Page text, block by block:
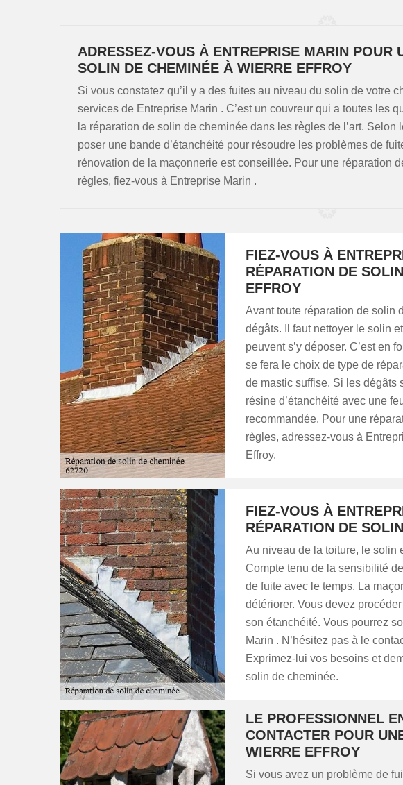
ADRESSEZ-VOUS À ENTREPRISE MARIN POUR
SOLIN DE CHEMINÉE À WIERRE EFFROY
Si vous constatez qu’il y a des fuites au niveau du solin de votre
services de Entreprise Marin . C’est un couvreur qui a toutes les
la réparation de solin de cheminée dans les règles de l’art.
poser une bande d’étanchéité pour résoudre les problèmes de
rénovation de la maçonnerie est conseillée. Pour une réparation
règles, fiez-vous à Entreprise Marin .
FIEZ-VOUS À
RÉPARATION DE
EFFROY
Avant toute réparation de solin
dégâts. Il faut nettoyer le solin
peuvent s’y déposer. C’est en
se fera le choix de type de
de mastic suffise. Si les dégâts
résine d’étanchéité avec une
recommandée. Pour une
règles, adressez-vous à
Effroy.
FIEZ-VOUS À
RÉPARATION DE
Au niveau de la toiture, le solin
Compte tenu de la sensibilité
de fuite avec le temps. La
détériorer. Vous devez
son étanchéité. Vous pourrez
Marin . N’hésitez pas à le
Exprimez-lui vos besoins et
solin de cheminée.
LE PROFESSIONNEL
CONTACTER POUR
WIERRE EFFROY
Si vous avez un problème de